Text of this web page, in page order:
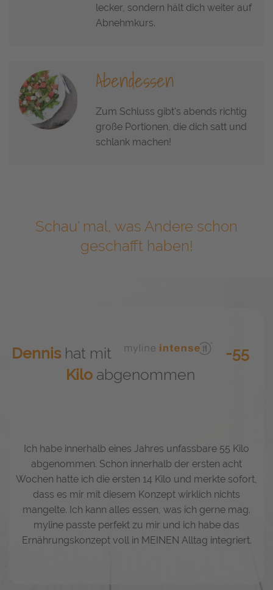
lecker, sondern hält dich weiter auf
Abnehmkurs.
Abendessen
Zum Schluss gibt's abends richtig
große Portionen, die dich satt und
schlank machen!
Schau' mal, was Andere schon
geschafft haben!
Dennishat mit
-55
Kiloabgenommen
Ich habe innerhalb eines Jahres unfassbare 55 Kilo
abgenommen. Schon innerhalb der ersten acht
Wochen hatte ich die ersten 14 Kilo und merkte sofort,
dass es mir mit diesem Konzept wirklich nichts
mangelte. Ich kann alles essen, was ich gerne mag.
myline passte perfekt zu mir und ich habe das
Ernährungskonzept voll in MEINEN Alltag integriert.